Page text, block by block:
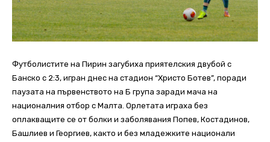
Футболистите на Пирин загубиха приятелския двубой с
Банско с 2:3, игран днес на стадион “Христо Ботев”, поради
паузата на първенството на Б група заради мача на
националния отбор с Малта. Орлетата играха без
оплакващите се от болки и заболявания Попев, Костадинов,
Башлиев и Георгиев, както и без младежките национали